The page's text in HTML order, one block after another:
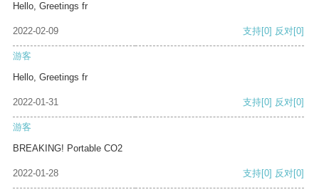
Hello, Greetings fr
2022-02-09 支持[0] 反对[0]
游客
Hello, Greetings fr
2022-01-31 支持[0] 反对[0]
游客
BREAKING! Portable CO2
2022-01-28 支持[0] 反对[0]